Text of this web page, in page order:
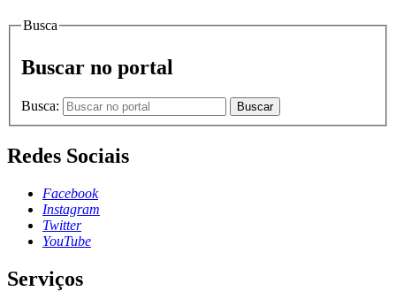
Busca
Buscar no portal
Busca: Buscar
Redes Sociais
Facebook
Instagram
Twitter
YouTube
Serviços